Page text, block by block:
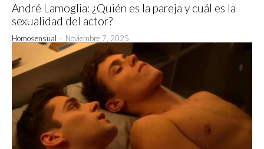
André Lamoglia: ¿Quién es la pareja y cuál es la
sexualidad del actor?
Homosensual - Noviembre 7, 2025